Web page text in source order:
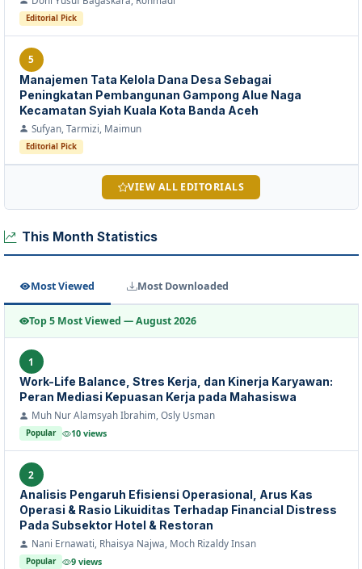
Editorial Pick
5
Manajemen Tata Kelola Dana Desa Sebagai
Peningkatan Pembangunan Gampong Alue Naga
Kecamatan Syiah Kuala Kota Banda Aceh
Sufyan, Tarmizi, Maimun
Editorial Pick
VIEW ALL EDITORIALS
This Month Statistics
Most Viewed Most Downloaded
Top 5 Most Viewed — August 2026
1
Work-Life Balance, Stres Kerja, dan Kinerja Karyawan:
Peran Mediasi Kepuasan Kerja pada Mahasiswa
Muh Nur Alamsyah Ibrahim, Osly Usman
Popular 10 views
2
Analisis Pengaruh Efisiensi Operasional, Arus Kas
Operasi & Rasio Likuiditas Terhadap Financial Distress
Pada Subsektor Hotel & Restoran
Nani Ernawati, Rhaisya Najwa, Moch Rizaldy Insan
Popular 9 views